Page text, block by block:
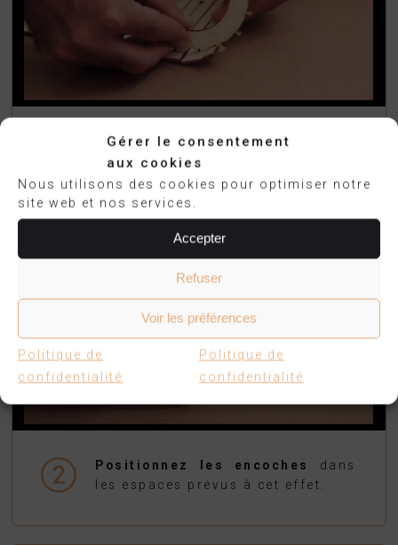
Gérer le consentement
aux cookies
Nous utilisons des cookies pour optimiser notre
site web et nos services.
Accepter
Refuser
Voir les préférences
Politique de
confidentialité
Politique de
confidentialité
Pas besoin d’outils
recevez votre luminaire à plat.
Positionnez les encoches
dans
les espaces prévus à cet effet.